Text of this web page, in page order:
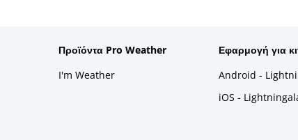
Προϊόντα Pro Weather
I'm Weather
Εφαρμογή για
Android -
iOS -